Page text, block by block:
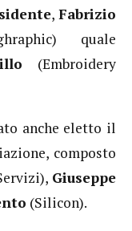
, Fabrizio
quale
(Embroidery
anche eletto il
composto
Giuseppe
(Silicon).